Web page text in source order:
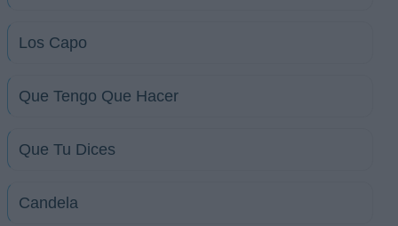
Los Capo
Que Tengo Que Hacer
Que Tu Dices
Candela